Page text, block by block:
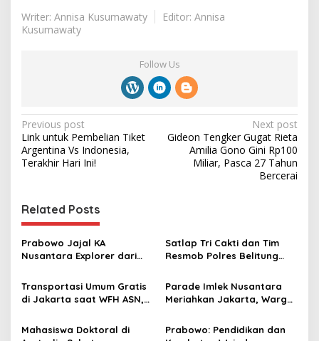
Writer: Annisa Kusumawaty
Editor: Annisa
Kusumawaty
Follow Us
P
o
s
n
a
v
i
g
a
t
Previous post
Link untuk Pembelian Tiket
Argentina Vs Indonesia,
Terakhir Hari Ini!
Next post
Gideon Tengker Gugat Rieta
Amilia Gono Gini Rp100
Miliar, Pasca 27 Tahun
Bercerai
Related Posts
Prabowo Jajal KA
Nusantara Explorer dari
Hangat Warga
Satlap Tri Cakti dan Tim
Resmob Polres Belitung
Perdagangan Timah Ilegal
Menuju Jakarta
Transportasi Umum Gratis
di Jakarta saat WFH ASN,
Transformasi Budaya Kerja
Parade Imlek Nusantara
Meriahkan Jakarta, Warga
Hujan
Mahasiswa Doktoral di
Prabowo: Pendidikan dan